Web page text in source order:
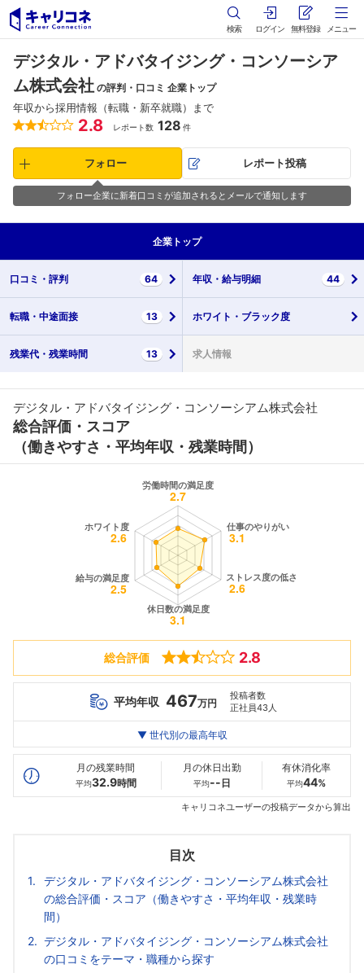
検索 ログイン 無料登録 メニュー
デジタル・アドバタイジング・コンソーシア
ム株式会社 の評判・口コミ 企業トップ
年収から採用情報（転職・新卒就職）まで
2.8 レポート数 128 件
フォロー レポート投稿
フォロー企業に新着口コミが追加されるとメールで通知します
企業 トップ
口コミ・ 評判 64 年収・ 給与明細 44
転職・ 中途面接 13 ホワイト・ ブラック度
残業代・ 残業時間 13 求人情報
デジタル・アドバタイジング・コンソーシアム株式会社
総合評価・スコア
（働きやすさ・平均年収・残業時間）
総合評価 2.8
平均年収 467万円
投稿者数
正社員43人
最高年収
20代
684万
30代
792万
420万
▼ 世代別の最高年収
月の残業時間
平均32.9時間
月の休日出勤
平均-- 日
有休消化率
平均44%
キャリコネユーザーの投稿データから算出
目次
デジタル・アドバタイジング・コンソーシアム株式会社
の総合評価・スコア（働きやすさ・平均年収・残業時
間）
デジタル・アドバタイジング・コンソーシアム株式会社
の口コミをテーマ・職種から探す